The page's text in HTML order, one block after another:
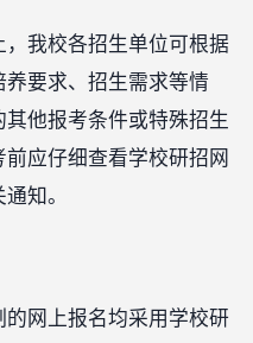
，我校各招生单位可根据
要求、招生需求等情
他报考条件或特殊招生
应仔细查看学校研招网
知。
的网上报名均采用学校研